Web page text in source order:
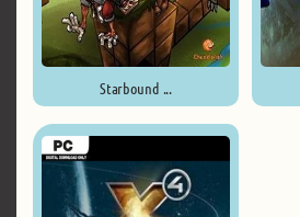
Starbound ...